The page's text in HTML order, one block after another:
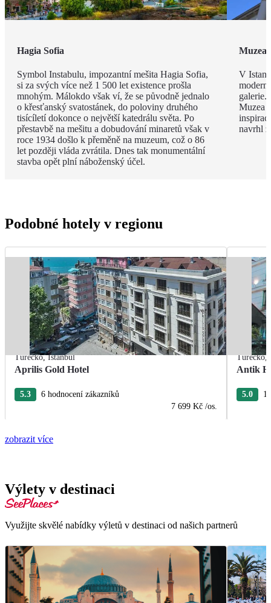
Hagia Sofia
Symbol Instabulu, impozantní mešita Hagia Sofia,
si za svých více než 1 500 let existence prošla
mnohým. Málokdo však ví, že se původně jednalo
o křesťanský svatostánek, do poloviny druhého
tisícíletí dokonce o největší katedrálu světa. Po
přestavbě na mešitu a dobudování minaretů však v
roce 1934 došlo k přeměně na muzeum, což o 86
let později vláda zvrátila. Dnes tak monumentální
stavba opět plní náboženský účel.
Muzea
V
galerie.
Muzea
navrhl
Podobné hotely v regionu
Turecko,Istanbul
Aprilis Gold Hotel
5.3
6 hodnocení zákazníků
7 699 Kč /os.
Turecko,
Antik
5.0
zobrazit více
Výlety v destinaci
Využijte skvělé nabídky výletů v destinaci od našich partnerů